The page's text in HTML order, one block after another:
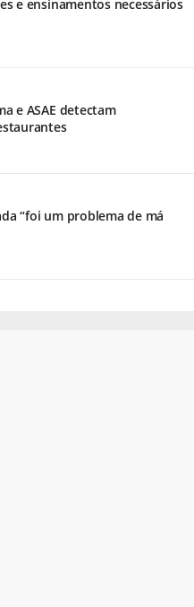
e ensinamentos necessários
e ASAE detectam
“foi um problema de má